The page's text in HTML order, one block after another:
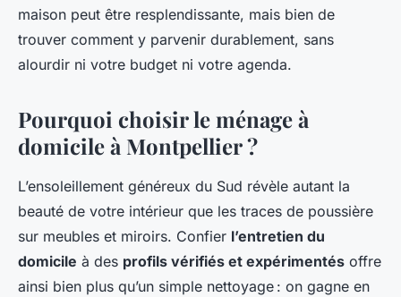
maison peut être resplendissante, mais bien de
trouver comment y parvenir durablement, sans
alourdir ni votre budget ni votre agenda.
Pourquoi choisir le ménage à
domicile à Montpellier ?
L’ensoleillement généreux du Sud révèle autant la
beauté de votre intérieur que les traces de poussière
sur meubles et miroirs. Confier l’entretien du
domicile à des profils vérifiés et expérimentés offre
ainsi bien plus qu’un simple nettoyage : on gagne en